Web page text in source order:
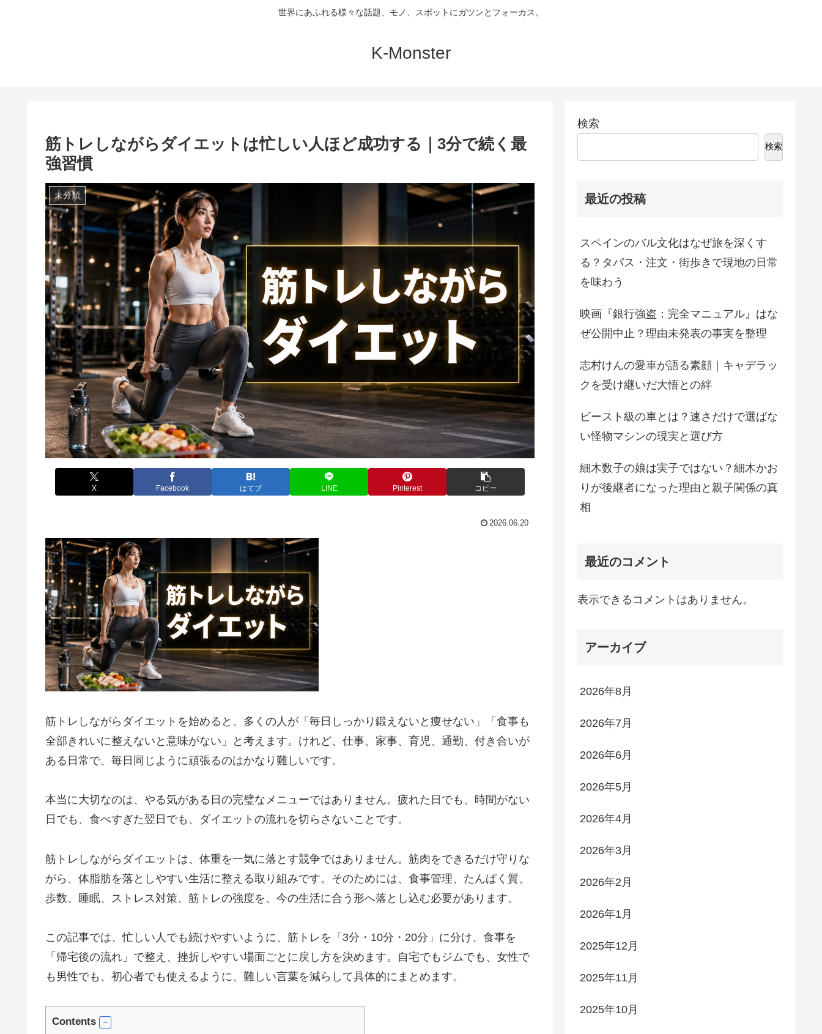
世界にあふれる様々な話題、モノ、スポットにガツンとフォーカス。
K-Monster
筋トレしながらダイエットは忙しい人ほど成功する｜3分で続く最
強習慣
未分類
X Facebook はてブ LINE Pinterest コピー
2026.06.20
筋トレしながらダイエットを始めると、多くの人が「毎日しっかり鍛えないと痩せない」「食事も
全部きれいに整えないと意味がない」と考えます。けれど、仕事、家事、育児、通勤、付き合いが
ある日常で、毎日同じように頑張るのはかなり難しいです。
本当に大切なのは、やる気がある日の完璧なメニューではありません。疲れた日でも、時間がない
日でも、食べすぎた翌日でも、ダイエットの流れを切らさないことです。
筋トレしながらダイエットは、体重を一気に落とす競争ではありません。筋肉をできるだけ守りな
がら、体脂肪を落としやすい生活に整える取り組みです。そのためには、食事管理、たんぱく質、
歩数、睡眠、ストレス対策、筋トレの強度を、今の生活に合う形へ落とし込む必要があります。
この記事では、忙しい人でも続けやすいように、筋トレを「3分・10分・20分」に分け、食事を
「帰宅後の流れ」で整え、挫折しやすい場面ごとに戻し方を決めます。自宅でもジムでも、女性で
も男性でも、初心者でも使えるように、難しい言葉を減らして具体的にまとめます。
Contents
検索
検索
最近の投稿
スペインのバル文化はなぜ旅を深くす
る？タパス・注文・街歩きで現地の日常
を味わう
映画『銀行強盗：完全マニュアル』はな
ぜ公開中止？理由未発表の事実を整理
志村けんの愛車が語る素顔｜キャデラッ
クを受け継いだ大悟との絆
ビースト級の車とは？速さだけで選ばな
い怪物マシンの現実と選び方
細木数子の娘は実子ではない？細木かお
りが後継者になった理由と親子関係の真
相
最近のコメント
表示できるコメントはありません。
アーカイブ
2026年8月
2026年7月
2026年6月
2026年5月
2026年4月
2026年3月
2026年2月
2026年1月
2025年12月
2025年11月
2025年10月